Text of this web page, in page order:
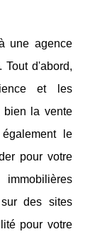
une agence
Tout d'abord,
et les
bien la vente
le
pour votre
des sites
pour votre